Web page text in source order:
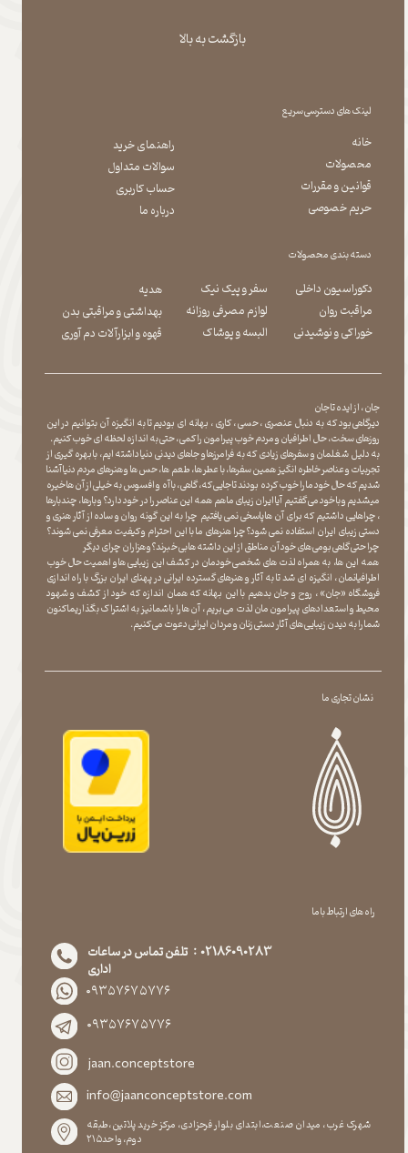
بازگشت به بالا
لینک های دسترسی سریع
دسته بندی محصولات
خانه
محصولات
قوانین و مقررات
حریم خصوصی
راهنمای خرید
سوالات متداول
حساب کاربری
درباره ما
دکوراسیون داخلی
مراقبت روان
​​​​​​​خوراکی و نوشیدنی
سفر و پیک نیک
لوازم مصرفی روزانه
​​​​​​​البسه و پوشاک
هدیه
بهداشتی و مراقبتی بدن
​​​​​​​قهوه و ابزارآلات دم آوری
نشان تجاری ما
جان ، از ایده تا جان
دیرگاهی بود که به دنبال عنصری ، حسی ، کاری ، بهانه ای بودیم تا به انگیزه آن بتوانیم در این
روزهای سخت ، حال اطرافیان و مردم خوب پیرامون را کمی ، حتی به اندازه لحظه ای خوب کنیم.
به دلیل شغلمان و سفرهای زیادی که به فرامرزها و جاهای دیدنی دنیا داشته ایم، با بهره گیری از
تجربیات و عناصر خاطره انگیز همین سفرها ، با عطر ها ، طعم ها ، حس ها و هنرهای مردم دنیا آشنا
شدیم که حال خود ما را خوب کرده بودند تا جایی که، گاهی ، با آه و افسوس به خیلی از آن ها خیره
میشدیم و با خود می گفتیم آیا ایران زیبای ما هم همه این عناصر را در خود دارد؟ و بارها ، چندبارها
، چراهایی داشتیم که برای آن ها پاسخی نمی یافتیم چرا به این گونه روان و ساده از آثار هنری و
دستی زیبای ایران استفاده نمی شود؟چرا هنرهای ما با این احترام و کیفیت معرفی نمی شوند؟
چرا حتی گاهی بومی های خود آن مناطق از این داشته ها بی خبرند؟و هزاران چرای دیگر
​​​​​​​ همه این ها، به همراه لذت های شخصی خودمان در کشف این زیبایی ها و اهمیت حال خوب
اطرافیانمان ، انگیزه ای شد تا به آثار و هنرهای گسترده ایرانی در پهنای ایران بزرگ با راه اندازی
فروشگاه «جان» ، روح و جان بدهیم با این بهانه که همان اندازه که خود از کشف و شهود
محیط و استعدادهای پیرامون مان لذت می بریم ، آن ها را با شما نیز به اشتراک بگذاریماکنون
شما را به دیدن زیبایی های آثار دستی زنان و مردان ایرانی دعوت می کنیم.
راه های ارتباط با ما
02186090283 : تلفن تماس در ساعات
اداری
۰۹۳۵۷۶۷۵۷۷۶
۰۹۳۵۷۶۷۵۷۷۶
jaan.conceptstore
info@jaanconceptstore.com
شهرک غرب، میدان صنعت،ابتدای بلوار فرحزادی، مرکز خرید پلاتین،طبقه
دوم،واحد۲۱۵